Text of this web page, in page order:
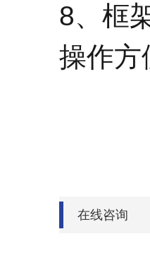
8、框
操作方
在线咨询